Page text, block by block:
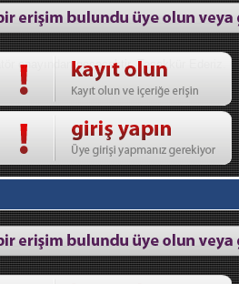
onayından geçecektir. Teşekkür Ederiz.